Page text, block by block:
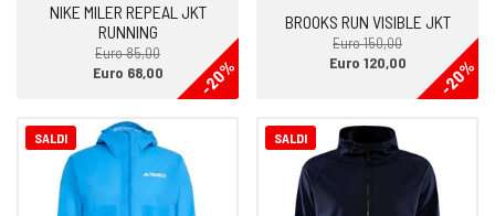
NIKE MILER REPEAL JKT
RUNNING
Euro 85,00
-20%
Euro 68,00
BROOKS RUN VISIBLE JKT
Euro 150,00
-20%
Euro 120,00
SALDI SALDI